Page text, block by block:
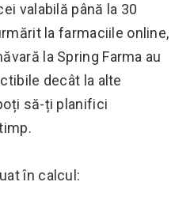
valabilă până la 30
la farmaciile online,
la Spring Farma au
decât la alte
să-ți planifici
în calcul: